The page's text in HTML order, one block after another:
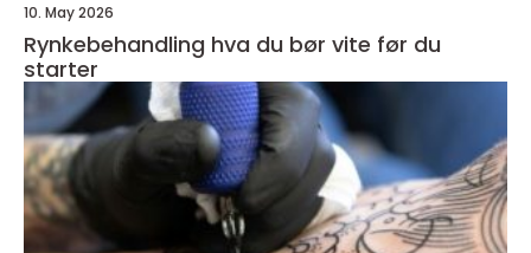
10. May 2026
Rynkebehandling hva du bør vite før du
starter